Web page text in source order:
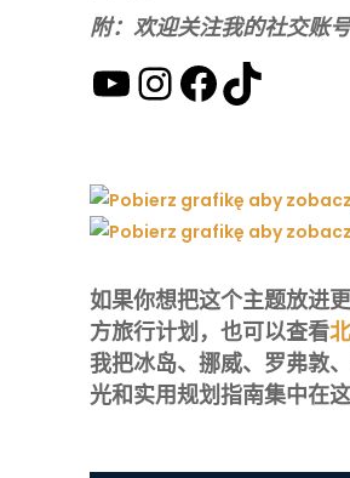
附：欢迎关注我的社交账号
YouTube InstagramFacebook TikTok
如果你想把这个主题放进
方旅行计划，也可以查看
我把冰岛、挪威、罗弗敦
光和实用规划指南集中在这